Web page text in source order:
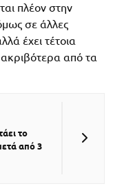
πλέον στην
σε άλλες
έχει τέτοια
ακριβότερα από τα
το
από 3